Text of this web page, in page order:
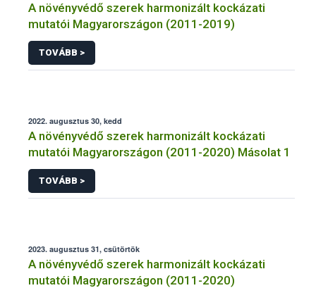
A növényvédő szerek harmonizált kockázati
mutatói Magyarországon (2011-2019)
TOVÁBB >
2022. augusztus 30, kedd
A növényvédő szerek harmonizált kockázati
mutatói Magyarországon (2011-2020) Másolat 1
TOVÁBB >
2023. augusztus 31, csütörtök
A növényvédő szerek harmonizált kockázati
mutatói Magyarországon (2011-2020)